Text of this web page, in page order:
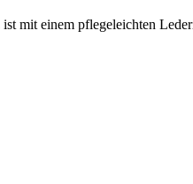
mit einem pflegeleichten